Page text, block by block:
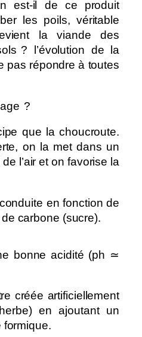
est-il de ce produit
les poils, véritable
la viande des
? l’évolution de la
pas répondre à toutes
?
que la choucroute.
on la met dans un
l’air et on favorise la
en fonction de
carbone (sucre).
bonne acidité (ph ≃
créée artificiellement
en ajoutant un
formique.